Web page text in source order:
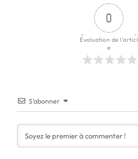
0
Évaluation de l'articl
e
S’abonner